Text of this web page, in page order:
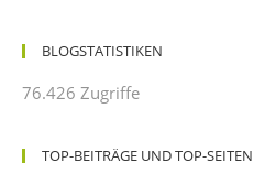
BLOGSTATISTIKEN
76.426 Zugriffe
TOP-BEITRÄGE UND TOP-SEITEN